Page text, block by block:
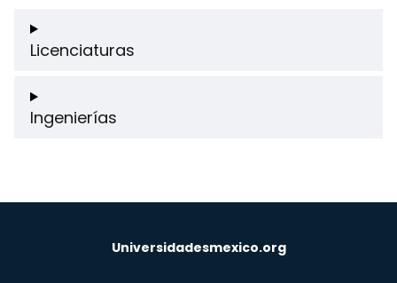
Licenciaturas
Ingenierías
Universidadesmexico.org